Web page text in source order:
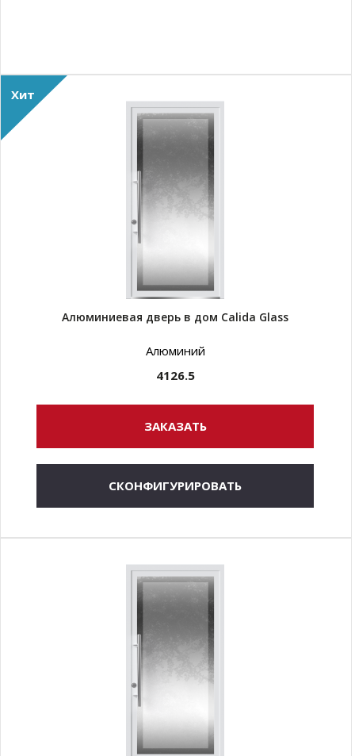
Хит
Алюминиевая дверь в дом Calida Glass
Алюминий
4126.5
ЗАКАЗАТЬ
СКОНФИГУРИРОВАТЬ